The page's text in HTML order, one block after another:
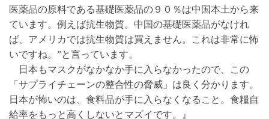
医薬品の原料である基礎医薬品の９０％は中国本土から来
ています。例えば抗生物質。中国の基礎医薬品がなけれ
ば、アメリカでは抗生物質は買えません。これは非常に怖
いですね。”と言っています。
日本もマスクがなかなか手に入らなかったので、この
「サプライチェーンの整合性の脅威」は良く分かります。
日本が怖いのは、食料品が手に入らなくなること。食糧自
給率をもっと高くしないとマズイです。』